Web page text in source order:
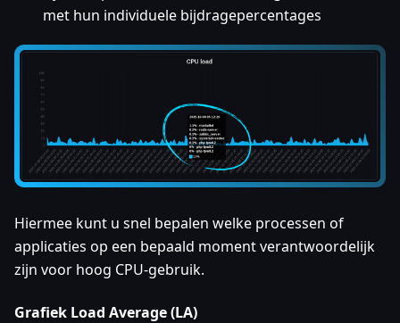
met hun individuele bijdragepercentages
Hiermee kunt u snel bepalen welke processen of
applicaties op een bepaald moment verantwoordelijk
zijn voor hoog CPU-gebruik.
Grafiek Load Average (LA)